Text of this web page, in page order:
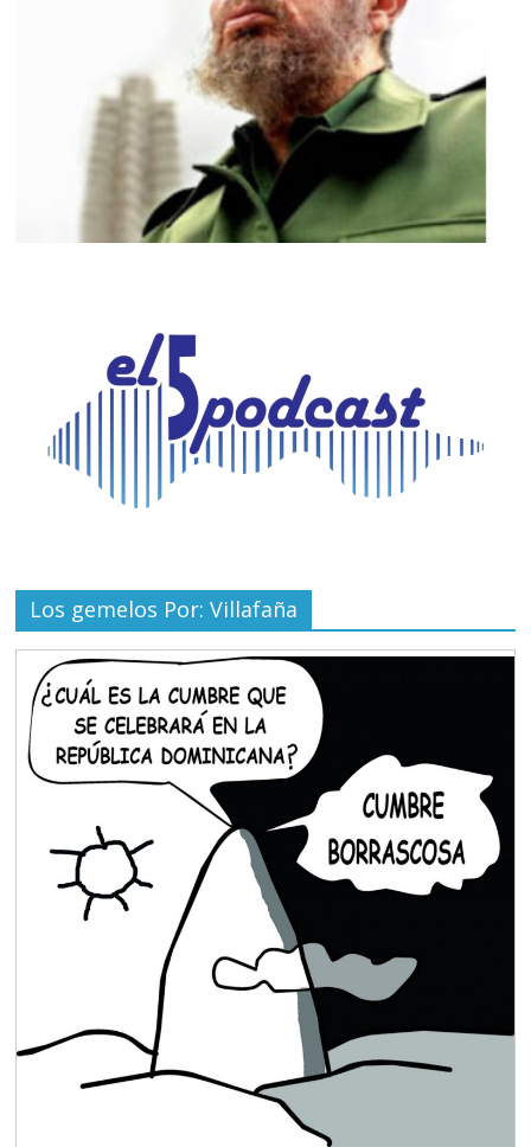
Los gemelos Por: Villafaña